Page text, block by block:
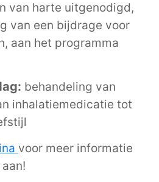
van harte uitgenodigd,
van een bijdrage voor
aan het programma
behandeling van
inhalatiemedicatie tot
voor meer informatie